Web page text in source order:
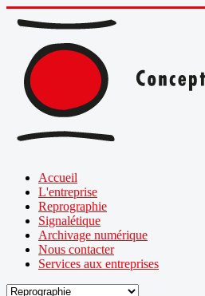
Accueil
L'entreprise
Reprographie
Signalétique
Archivage numérique
Nous contacter
Services aux entreprises